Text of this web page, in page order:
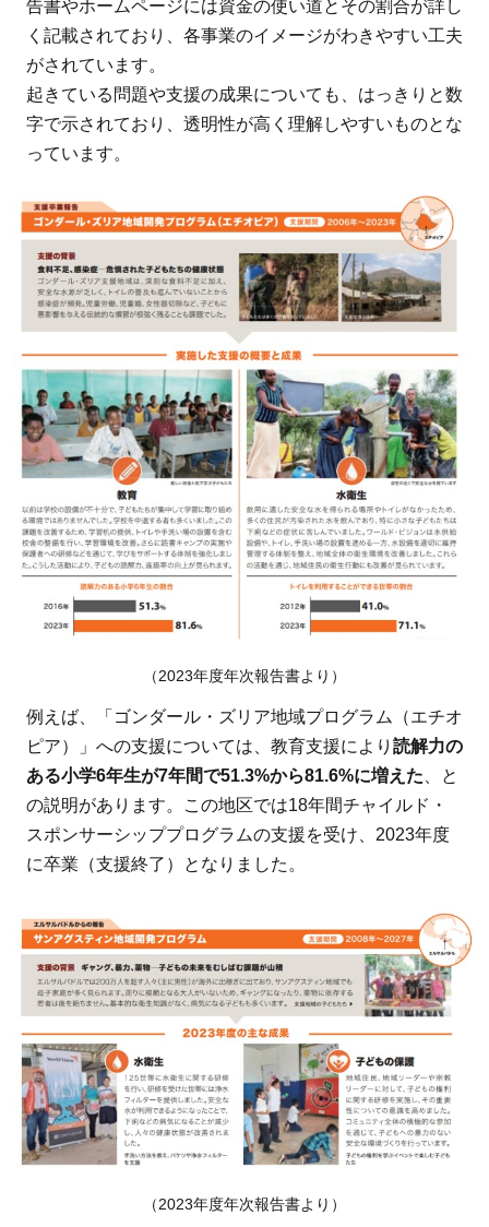
べな
がら
寄付
の効
実感
した
い人
にお
すす
め！
ワー
ル
ド・
ビジ
ン・
ジャ
パン
の団
体デ
告書やホームページには資金の使い道とその割合が詳し
く記載されており、各事業のイメージがわきやすい工夫
がされています。
起きている問題や支援の成果についても、はっきりと数
字で示されており、透明性が高く理解しやすいものとな
っています。
（2023年度年次報告書より）
例えば、「ゴンダール・ズリア地域プログラム（エチオ
ピア）」への支援については、教育支援により 読解力の
ある小学6年生が7年間で51.3%から81.6%に増えた 、と
の説明があります。この地区では18年間チャイルド・
スポンサーシッププログラムの支援を受け、2023年度
に卒業（支援終了）となりました。
（2023年度年次報告書より）